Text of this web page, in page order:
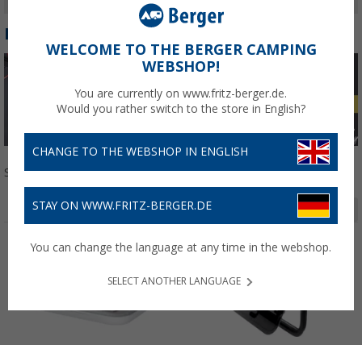
DIY CAMPER-AUSBAU
Sortieren:
Seite 1 von 5
% %
WELCOME TO THE BERGER CAMPING
WEBSHOP!
You are currently on www.fritz-berger.de.
Would you rather switch to the store in English?
CHANGE TO THE WEBSHOP IN ENGLISH
STAY ON WWW.FRITZ-BERGER.DE
You can change the language at any time in the webshop.
SELECT ANOTHER LANGUAGE